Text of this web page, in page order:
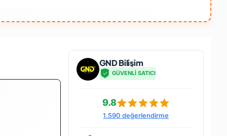
GND Bilişim
GÜVENLİ SATICI
9.8
1.590 değerlendirme